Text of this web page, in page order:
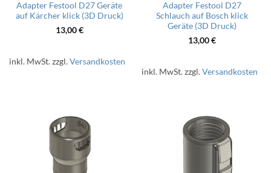
Adapter Festool D27 Geräte
auf Kärcher klick (3D Druck)
13,00€
inkl. MwSt.zzgl.Versandkosten
Adapter Festool D27
Schlauch auf Bosch klick
Geräte (3D Druck)
13,00€
inkl. MwSt.zzgl.Versandkosten